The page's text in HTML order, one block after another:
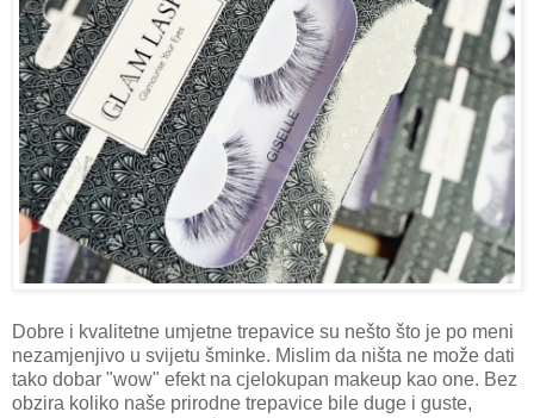
Dobre i kvalitetne umjetne trepavice su nešto što je po meni
nezamjenjivo u svijetu šminke. Mislim da ništa ne može dati
tako dobar "wow" efekt na cjelokupan makeup kao one. Bez
obzira koliko naše prirodne trepavice bile duge i guste,